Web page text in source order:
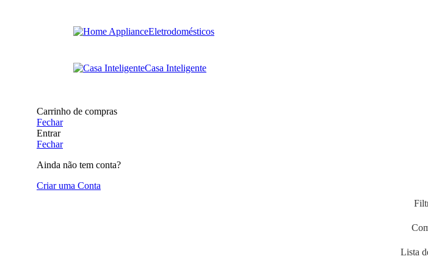
Eletrodomésticos
Casa Inteligente
Carrinho de compras
Fechar
Entrar
Fechar
Ainda não tem conta?
Criar uma Conta
Lista